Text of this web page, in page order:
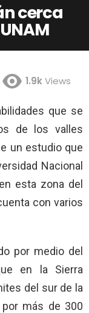
cerca
1.9kViews
que se
de los valles
un estudio que
Nacional
esta zona del
con varios
por medio del
en la Sierra
del sur de la
más de 300